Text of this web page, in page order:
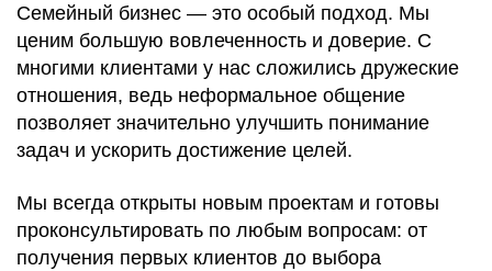
Семейный бизнес — это особый подход. Мы
ценим большую вовлеченность и доверие. С
многими клиентами у нас сложились дружеские
отношения, ведь неформальное общение
позволяет значительно улучшить понимание
задач и ускорить достижение целей.
Мы всегда открыты новым проектам и готовы
проконсультировать по любым вопросам: от
получения первых клиентов до выбора